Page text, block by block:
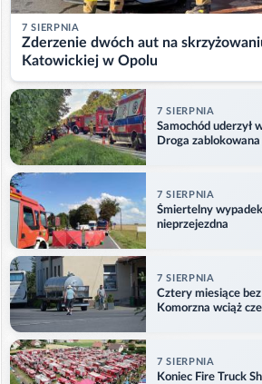
7 SIERPNIA
Zderzenie dwóch aut na
Katowickiej w Opolu
7 SIERPNIA
Samochód uderzył
Droga zablokowana
7 SIERPNIA
Śmiertelny
nieprzejezdna
7 SIERPNIA
Cztery miesiące
Komorzna wciąż
7 SIERPNIA
Koniec Fire Truck